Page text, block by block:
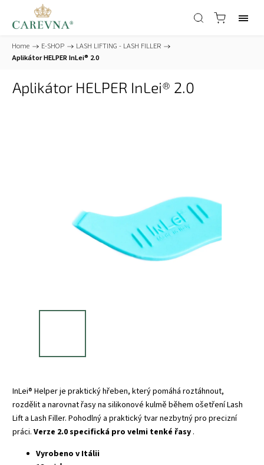
Home / E-SHOP / LASH LIFTING - LASH FILLER /
Aplikátor HELPER InLei® 2.0
Aplikátor HELPER InLei® 2.0
InLei® Helper je praktický hřeben, který pomáhá roztáhnout,
rozdělit a narovnat řasy na silikonové kulmě během ošetření Lash
Lift a Lash Filler. Pohodlný a praktický tvar nezbytný pro precizní
práci. Verze 2.0 specifická pro velmi tenké řasy .
Vyrobeno v Itálii